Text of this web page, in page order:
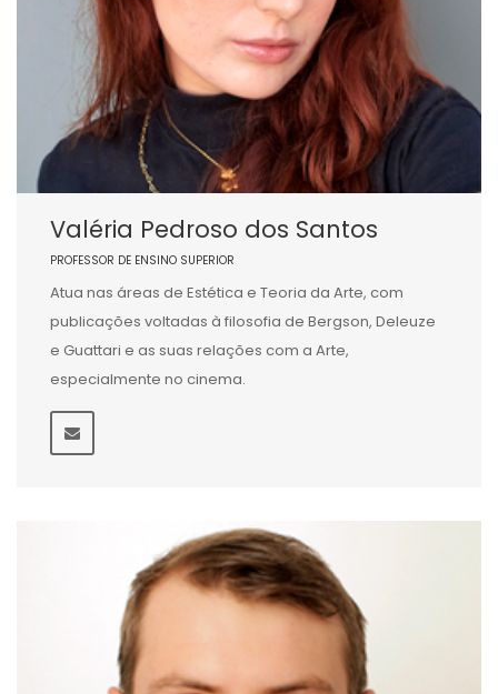
Valéria Pedroso dos Santos
PROFESSOR DE ENSINO SUPERIOR
Atua nas áreas de Estética e Teoria da Arte, com
publicações voltadas à filosofia de Bergson, Deleuze
e Guattari e as suas relações com a Arte,
especialmente no cinema.